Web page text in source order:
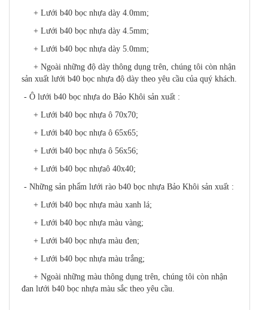
+ Lưới b40 bọc nhựa dày 4.0mm;
+ Lưới b40 bọc nhựa dày 4.5mm;
+ Lưới b40 bọc nhựa dày 5.0mm;
+ Ngoài những độ dày thông dụng trên, chúng tôi còn nhận
sản xuất lưới b40 bọc nhựa độ dày theo yêu cầu của quý khách.
- Ô lưới b40 bọc nhựa do Bảo Khôi sản xuất :
+ Lưới b40 bọc nhựa ô 70x70;
+ Lưới b40 bọc nhựa ô 65x65;
+ Lưới b40 bọc nhựa ô 56x56;
+ Lưới b40 bọc nhựaô 40x40;
- Những sản phẩm lưới rào b40 bọc nhựa Bảo Khôi sản xuất :
+ Lưới b40 bọc nhựa màu xanh lá;
+ Lưới b40 bọc nhựa màu vàng;
+ Lưới b40 bọc nhựa màu đen;
+ Lưới b40 bọc nhựa màu trắng;
+ Ngoài những màu thông dụng trên, chúng tôi còn nhận
đan lưới b40 bọc nhựa màu sắc theo yêu cầu.